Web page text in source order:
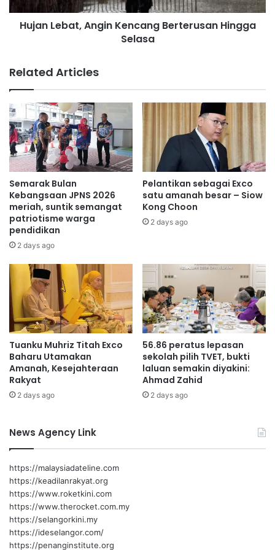
Ubaidullah Shamsul 586′ Minit
Haziq Kutty Abba 489′ Minit
Fergus Tierney 934′ Minit
Paling Tinggi Fergus Tierney
Paling Rendah Syahmi Adib
𝙅𝙪𝙡𝙖𝙩 𝙐𝙨𝙞𝙖 𝙋𝙚𝙢𝙖𝙞𝙣
19 Tahun 2 Pemain
20 9 Pemain
21 5 Pemain
22 9 Pemain
Purata usia pemain = 20.8 Tahun.
t
a
t
a
g
i
n
K
e
n
c
a
n
g
B
e
r
t
r
u
s
a
n
H
n
g
g
a
l
a
s
a
Hujan Lebat, Angin Kencang Berterusan Hingga
Selasa
Related Articles
Semarak Bulan
Kebangsaan JPNS 2026
meriah, suntik semangat
patriotisme warga
pendidikan
2 days ago
Pelantikan sebagai Exco
satu amanah besar – Siow
Kong Choon
2 days ago
Tuanku Muhriz Titah Exco
Baharu Utamakan
Amanah, Kesejahteraan
Rakyat
2 days ago
56.86 peratus lepasan
sekolah pilih TVET, bukti
laluan semakin diyakini:
Ahmad Zahid
2 days ago
News Agency Link
https://malaysiadateline.com
https://keadilanrakyat.org
https://www.roketkini.com
https://www.therocket.com.my
https://selangorkini.my
https://ideselangor.com/
https://penanginstitute.org